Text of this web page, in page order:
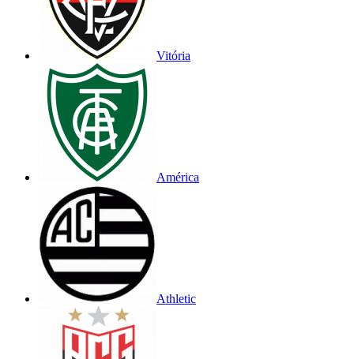
Vitória
América
Athletic